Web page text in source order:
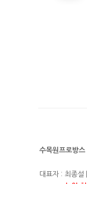
수목원프로방스
대표자 : 최종설 |
농원